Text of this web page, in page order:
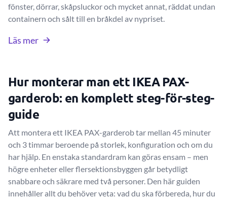
fönster, dörrar, skåpsluckor och mycket annat, räddat undan
containern och sålt till en bråkdel av nypriset.
Läs mer
Hur monterar man ett IKEA PAX-
garderob: en komplett steg-för-steg-
guide
Att montera ett IKEA PAX-garderob tar mellan 45 minuter
och 3 timmar beroende på storlek, konfiguration och om du
har hjälp. En enstaka standardram kan göras ensam – men
högre enheter eller flersektionsbyggen går betydligt
snabbare och säkrare med två personer. Den här guiden
innehåller allt du behöver veta: vad du ska förbereda, hur du